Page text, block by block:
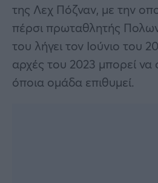
της Λεχ Πόζναν, με την
πέρσι πρωταθλητής
του λήγει τον Ιούνιο του
αρχές του 2023 μπορεί να
όποια ομάδα επιθυμεί.